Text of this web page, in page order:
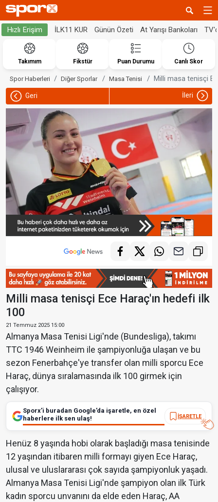
Hızlı Erişim İLK11 KUR Günün Özeti At Yarışı Bankoları
Takımım Fikstür Puan Durumu Canlı Skor
Spor Haberleri Diğer Sporlar Masa Tenisi Milli masa tenisçi
Geri İleri
Milli masa tenisçi Ece Haraç'ın hedefi ilk
100
21 Temmuz 2025 15:00
Almanya Masa Tenisi Ligi'nde (Bundesliga), takımı
TTC 1946 Weinheim ile şampiyonluğa ulaşan ve bu
sezon Fenerbahçe'ye transfer olan milli sporcu Ece
Haraç, dünya sıralamasında ilk 100 girmek için
çalışıyor.
Sporx’i buradan Google’da işaretle, en özel
haberlere ilk sen ulaş!
İŞARETLE
Henüz 8 yaşında hobi olarak başladığı masa tenisinde
12 yaşından itibaren milli formayı giyen Ece Haraç,
ulusal ve uluslararası çok sayıda şampiyonluk yaşadı.
Almanya Masa Tenisi Ligi'nde şampiyon olan ilk Türk
kadın sporcu unvanını da elde eden Haraç, AA